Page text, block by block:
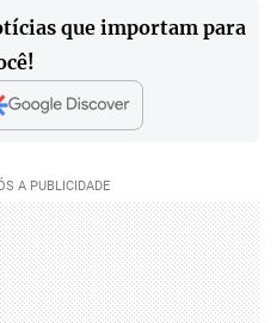
que importam para